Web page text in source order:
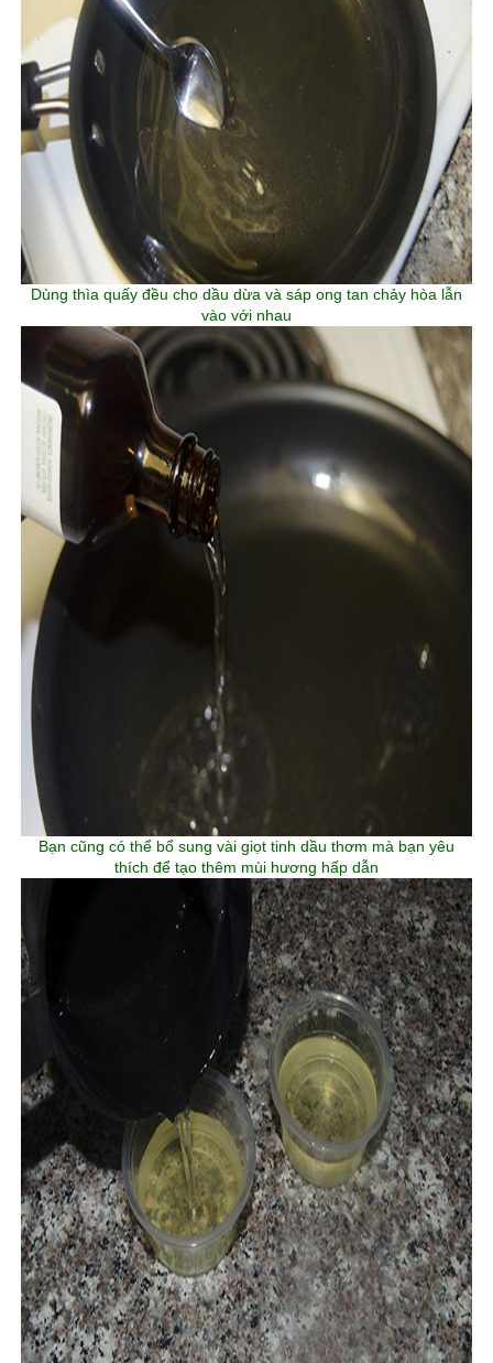
Dùng thìa quấy đều cho dầu dừa và sáp ong tan chảy hòa lẫn
vào với nhau
Bạn cũng có thể bổ sung vài giọt tinh dầu thơm mà bạn yêu
thích để tạo thêm mùi hương hấp dẫn